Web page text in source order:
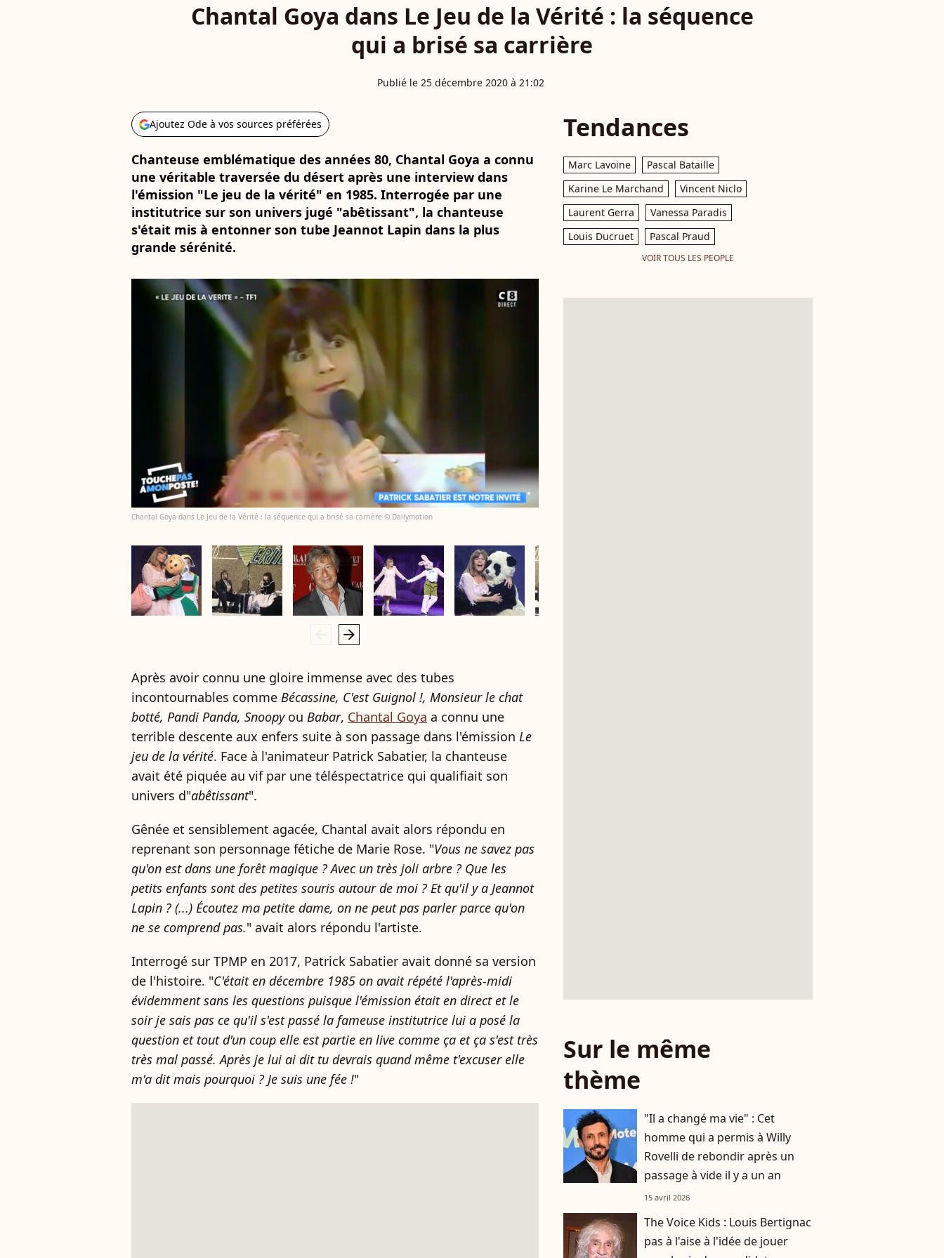
Chantal Goya dans Le Jeu de la Vérité : la séquence
qui a brisé sa carrière
Publié le 25 décembre 2020 à 21:02
Ajoutez Ode à vos sources préférées
Chanteuse emblématique des années 80, Chantal Goya a connu
une véritable traversée du désert après une interview dans
l'émission "Le jeu de la vérité" en 1985. Interrogée par une
institutrice sur son univers jugé "abêtissant", la chanteuse
s'était mis à entonner son tube Jeannot Lapin dans la plus
grande sérénité.
Chantal Goya dans Le Jeu de la Vérité : la séquence qui a brisé sa carrière © Dailymotion
arrow_right
Après avoir connu une gloire immense avec des tubes
incontournables comme Bécassine, C'est Guignol !, Monsieur le chat
botté, Pandi Panda, Snoopy ou Babar, Chantal Goya a connu une
terrible descente aux enfers suite à son passage dans l'émission Le
jeu de la vérité. Face à l'animateur Patrick Sabatier, la chanteuse
avait été piquée au vif par une téléspectatrice qui qualifiait son
univers d"abêtissant".
Gênée et sensiblement agacée, Chantal avait alors répondu en
reprenant son personnage fétiche de Marie Rose. "Vous ne savez pas
qu'on est dans une forêt magique ? Avec un très joli arbre ? Que les
petits enfants sont des petites souris autour de moi ? Et qu'il y a Jeannot
Lapin ? (...) Écoutez ma petite dame, on ne peut pas parler parce qu'on
ne se comprend pas." avait alors répondu l'artiste.
Interrogé sur TPMP en 2017, Patrick Sabatier avait donné sa version
de l'histoire. "C'était en décembre 1985 on avait répété l'après-midi
évidemment sans les questions puisque l'émission était en direct et le
soir je sais pas ce qu'il s'est passé la fameuse institutrice lui a posé la
question et tout d'un coup elle est partie en live comme ça et ça s'est très
très mal passé. Après je lui ai dit tu devrais quand même t'excuser elle
m'a dit mais pourquoi ? Je suis une fée !"
Tendances
Marc Lavoine
Pascal Bataille
Karine Le Marchand
Vincent Niclo
Laurent Gerra
Vanessa Paradis
Louis Ducruet
Pascal Praud
VOIR TOUS LES PEOPLE
Sur le même
thème
"Il a changé ma vie" : Cet
homme qui a permis à Willy
Rovelli de rebondir après un
passage à vide il y a un an
15 avril 2026
The Voice Kids : Louis Bertignac
pas à l'aise à l'idée de jouer